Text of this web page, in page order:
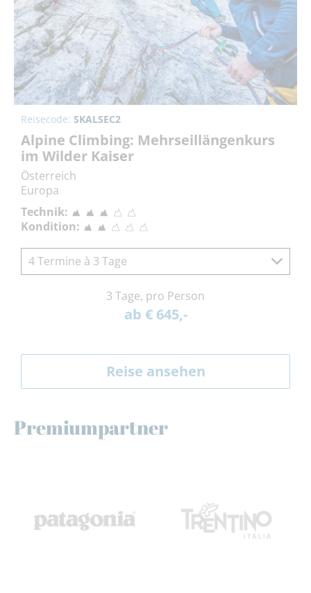
Reisecode: SKALSEC2
Alpine Climbing: Mehrseillängenkurs
im Wilder Kaiser
Österreich
Europa
Technik:
Kondition:
4 Termine à 3 Tage
3 Tage, pro Person
ab € 645,-
Reise ansehen
Premiumpartner